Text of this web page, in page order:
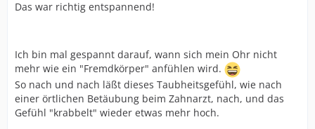
Das war richtig entspannend!
Ich bin mal gespannt darauf, wann sich mein Ohr nicht
mehr wie ein "Fremdkörper" anfühlen wird.
So nach und nach läßt dieses Taubheitsgefühl, wie nach
einer örtlichen Betäubung beim Zahnarzt, nach, und das
Gefühl "krabbelt" wieder etwas mehr hoch.